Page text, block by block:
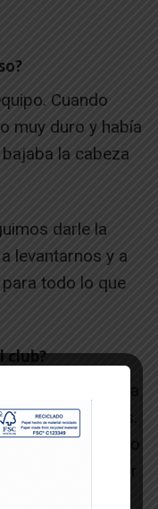
Cuando
muy duro y había
la cabeza
darle la
levantarnos y a
todo lo que
club?
Lourdes vuelva
deportivos.
a Tercera, pero
vuelva a hablar
aquí y que